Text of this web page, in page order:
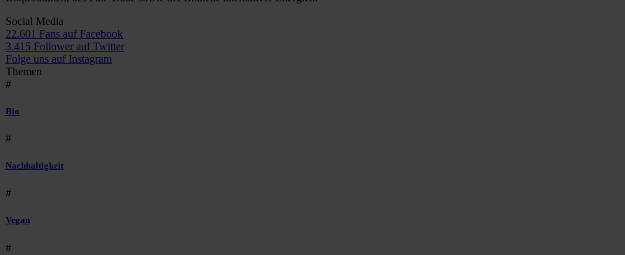
Social Media
22.601 Fans auf Facebook
3.415 Follower auf Twitter
Folge uns auf Instagram
Themen
#
Bio
#
Nachhaltigkeit
#
Vegan
#